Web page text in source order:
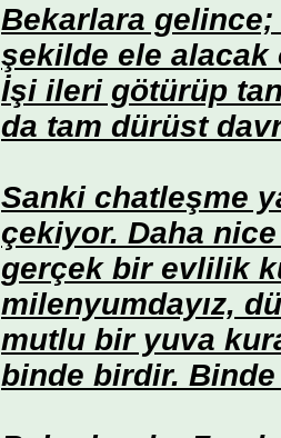
Bekarlara gelince;
şekilde ele
İşi ileri götürüp
da tam dürüst
Sanki chatleşme
çekiyor. Daha
gerçek bir evlilik
milenyumdayız,
mutlu bir yuva
binde birdir.